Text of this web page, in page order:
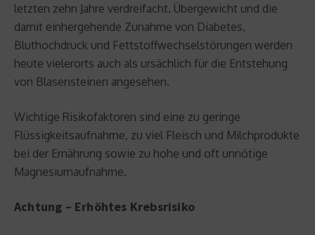
letzten zehn Jahre verdreifacht. Übergewicht und die
damit einhergehende Zunahme von Diabetes,
Bluthochdruck und Fettstoffwechselstörungen werden
heute vielerorts auch als ursächlich für die Entstehung
von Blasensteinen angesehen.
Wichtige Risikofaktoren sind eine zu geringe
Flüssigkeitsaufnahme, zu viel Fleisch und Milchprodukte
bei der Ernährung sowie zu hohe und oft unnötige
Magnesiumaufnahme.
Achtung – Erhöhtes Krebsrisiko